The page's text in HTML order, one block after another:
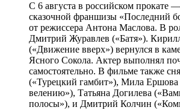
С 6 августа в российском прокате
сказочной франшизы «Последний
от режиссера Антона Маслова. В
Дмитрий Журавлев («Батя»).
(«Движение вверх») вернулся в
Ясного Сокола. Актер выполнял
самостоятельно. В фильме также
(«Турецкий гамбит»), Мила
велению»), Татьяна Догилева
полосы»), и Дмитрий Колчин